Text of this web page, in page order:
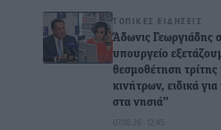
ΤΟΠΙΚΈΣ ΕΙΔΉΣΕΙΣ
Άδωνις Γεωργιάδης
υπουργείο
θεσμοθέτηση τρίτης
κινήτρων, ειδικά
στα νησιά”
07.08.26 · 12:45